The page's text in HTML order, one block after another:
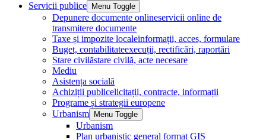
Servicii publice
Menu Toggle
Depunere documente onlineservicii online de
transmitere documente
Taxe și impozite localeinformații, acces, formulare
Buget, contabilitateexecuții, rectificări, raportări
Stare civilăstare civilă, acte necesare
Mediu
Asistența socială
Achiziții publicelicitații, contracte, informații
Programe și strategii europene
Urbanism
Menu Toggle
Urbanism
Plan urbanistic general format GIS